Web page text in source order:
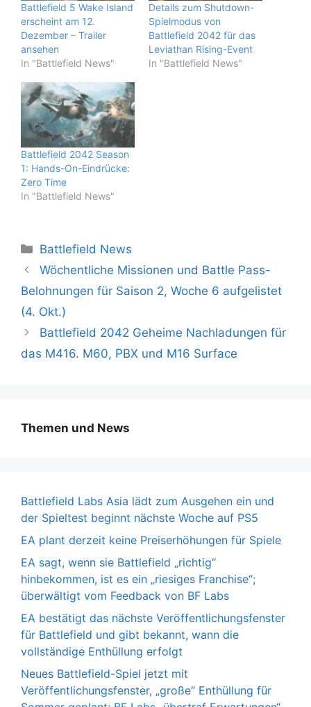
Battlefield 5 Wake Island
erscheint am 12.
Dezember – Trailer
ansehen
In "Battlefield News"
Details zum Shutdown-
Spielmodus von
Battlefield 2042 für das
Leviathan Rising-Event
In "Battlefield News"
Battlefield 2042 Season
1: Hands-On-Eindrücke:
Zero Time
In "Battlefield News"
Kategorien
Battlefield News
Wöchentliche Missionen und Battle Pass-
Belohnungen für Saison 2, Woche 6 aufgelistet
(4. Okt.)
Battlefield 2042 Geheime Nachladungen für
das M416. M60, PBX und M16 Surface
Themen und News
Battlefield Labs Asia lädt zum Ausgehen ein und
der Spieltest beginnt nächste Woche auf PS5
EA plant derzeit keine Preiserhöhungen für Spiele
EA sagt, wenn sie Battlefield „richtig“
hinbekommen, ist es ein „riesiges Franchise“;
überwältigt vom Feedback von BF Labs
EA bestätigt das nächste Veröffentlichungsfenster
für Battlefield und gibt bekannt, wann die
vollständige Enthüllung erfolgt
Neues Battlefield-Spiel jetzt mit
Veröffentlichungsfenster, „große“ Enthüllung für